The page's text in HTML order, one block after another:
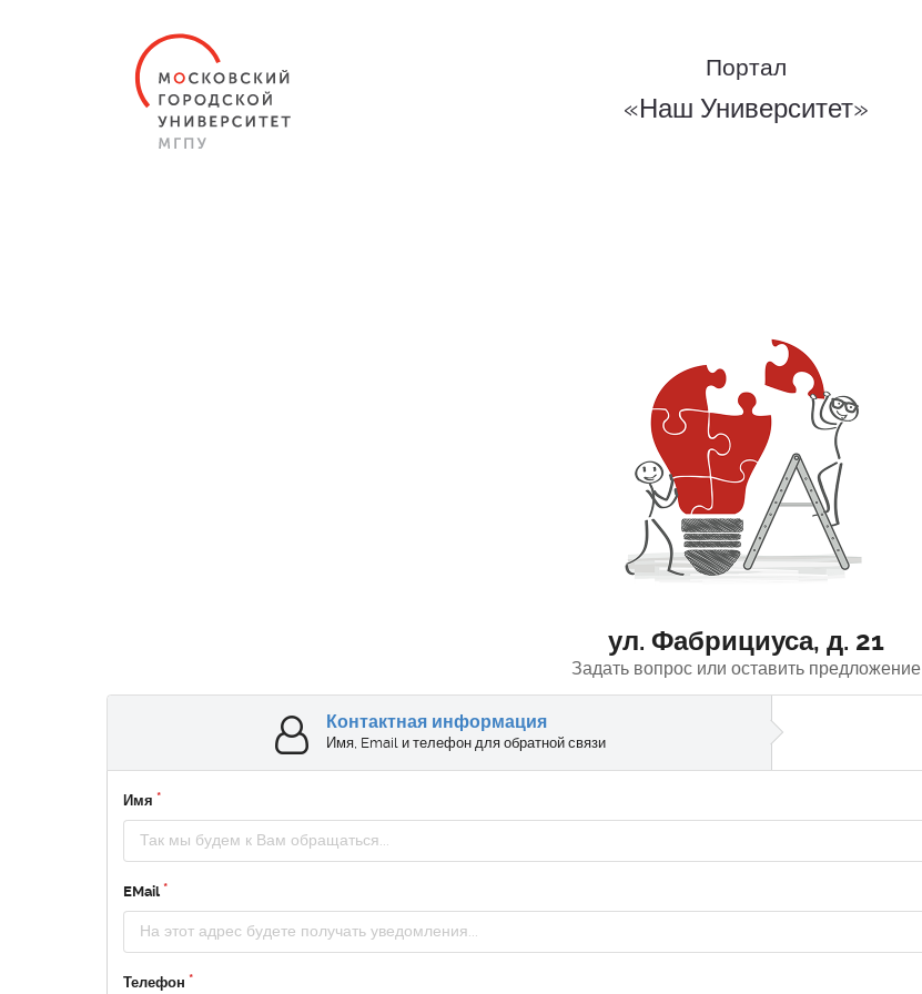
Портал
«Наш Университет»
ул. Фабрициуса, д. 21
Задать вопрос или оставить предложение
Контактная информация
Имя, Email и телефон для обратной связи
Имя
EMail
Телефон